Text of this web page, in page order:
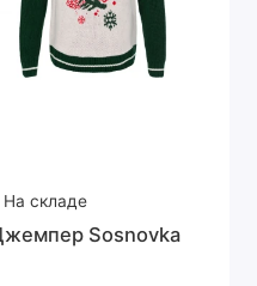
На складе
Sosnovka